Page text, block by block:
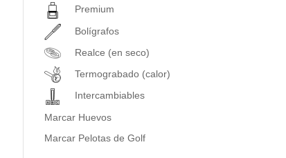
Premium
Bolígrafos
Realce (en seco)
Termograbado (calor)
Intercambiables
Marcar Huevos
Marcar Pelotas de Golf